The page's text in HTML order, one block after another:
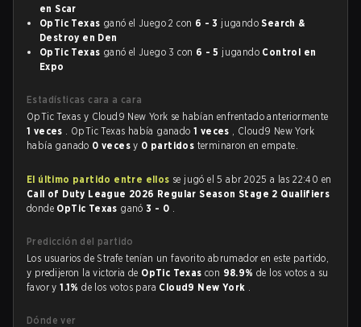
en Scar
OpTic Texas ganó el Juego 2 con 6 - 3 jugandoSearch &
Destroy en Den
OpTic Texas ganó el Juego 3 con 6 - 5 jugando Control en
Expo
Estadísticas cara a cara
OpTic Texas y Cloud9 New York se habían enfrentado anteriormente
1 veces . OpTic Texas había ganado1 veces , Cloud9 New York
había ganado 0 vecesy 0 partidos terminaron en empate.
El último partido entre ellos se jugó el 5 abr 2025 a las 22:40 en
Call of Duty League 2026 Regular Season Stage 2 Qualifiers
donde OpTic Texas ganó3 - 0 .
Predicción del partido
Los usuarios de Strafe tenían un favorito abrumador en este partido,
y predijeron la victoria de OpTic Texascon 98.9%de los votos a su
favor y1.1%de los votos para Cloud9 New York .
Dónde ver